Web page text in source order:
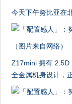
今天下午努比亚在
（图片来自网络）
Z17mini 拥有 2.5D
全金属机身设计，